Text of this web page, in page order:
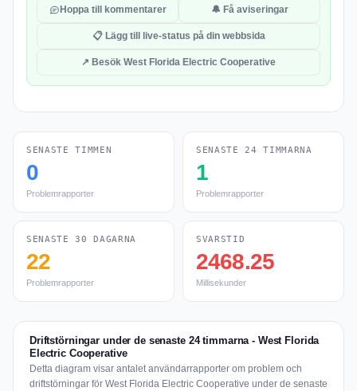
Hoppa till kommentarer 🔔 Få aviseringar
📋 Lägg till live-status på din webbsida
↗ Besök West Florida Electric Cooperative
SENASTE TIMMEN
0
Problemrapporter
SENASTE 24 TIMMARNA
1
Problemrapporter
SENASTE 30 DAGARNA
22
Problemrapporter
SVARSTID
2468.25
Millisekunder
Driftstörningar under de senaste 24 timmarna - West Florida
Electric Cooperative
Detta diagram visar antalet användarrapporter om problem och
driftstörningar för West Florida Electric Cooperative under de senaste